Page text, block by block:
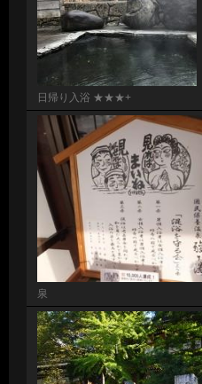
日帰り入浴 ★★★+
泉